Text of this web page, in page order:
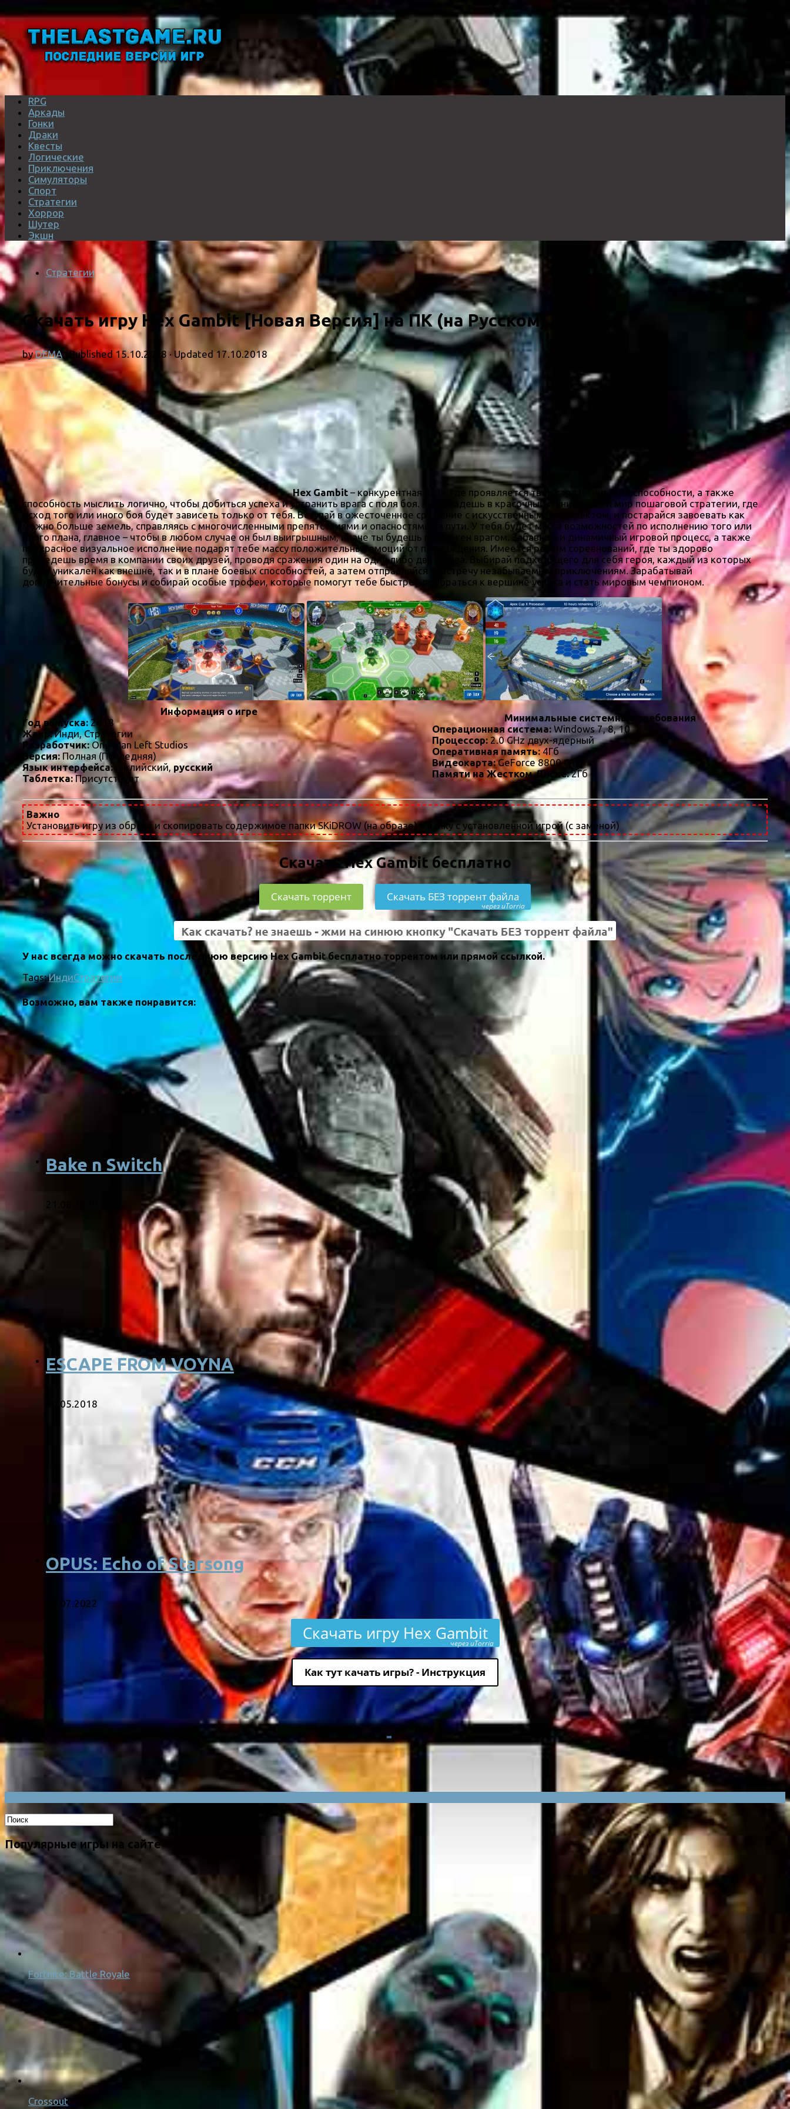
RPG
Аркады
Гонки
Драки
Квесты
Логические
Приключения
Симуляторы
Спорт
Стратегии
Хоррор
Шутер
Экшн
Стратегии
Скачать игру Hex Gambit [Новая Версия] на ПК (на Русском)
byDEMA · Published15.10.2018 · Updated 17.10.2018
Hex Gambit – конкурентная игра, где проявляется твои стратегические способности, а также
способность мыслить логично, чтобы добиться успеха и устранить врага с поля боя. Ты попадешь в красочный и уникальный мир пошаговой стратегии, где
исход того или иного боя будет зависеть только от тебя. Вступай в ожесточенное сражение с искусственным интеллектом, и постарайся завоевать как
можно больше земель, справляясь с многочисленными препятствиями и опасностями на пути. У тебя будет масса возможностей по исполнению того или
иного плана, главное – чтобы в любом случае он был выигрышным, иначе ты будешь повержен врагом. Забавный и динамичный игровой процесс, а также
прекрасное визуальное исполнение подарят тебе массу положительных эмоций от прохождения. Имеется режим соревнований, где ты здорово
проведешь время в компании своих друзей, проводя сражения один на один либо два на два. Выбирай подходящего для себя героя, каждый из которых
будет уникален как внешне, так и в плане боевых способностей, а затем отправляйся навстречу незабываемым приключениям. Зарабатывай
дополнительные бонусы и собирай особые трофеи, которые помогут тебе быстрее пробраться к вершине успеха и стать мировым чемпионом.
Информация о игре
Год выпуска:2018
Жанр:Инди, Стратегии
Разработчик:One Man Left Studios
Версия: Полная (Последняя)
Язык интерфейса:английский, русский
Таблетка:Присутствует
Минимальные системные требования
Операционная система: Windows 7, 8, 10
Процессор: 2.0 GHz двух-ядерный
Оперативная память:4Гб
Видеокарта:GeForce 8800 GT
Памяти на Жестком Диске:2Гб
Важно
Установить игру из образа и скопировать содержимое папки SKiDROW (на образе) в папку с установленной игрой (с заменой)
Скачать Hex Gambit бесплатно
Скачать торрент Скачать БЕЗ торрент файла
через uTorria
У нас всегда можно скачать последнюю версию Hex Gambit бесплатно торрентом или прямой ссылкой.
Tags: ИндиСтратегии
Возможно, вам также понравится:
Bake n Switch
ESCAPE FROM VOYNA
10.05.2018
OPUS: Echo of Starsong
14.07.2022
Скачать игру Hex Gambit
через uTorria
Как тут качать игры? - Инструкция
Популярные игры на сайте
Fortnite: Battle Royale
Crossout